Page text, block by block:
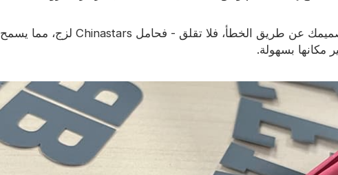
- إذا قمت بإزالة جزء من تصميمك عن طريق الخطأ، فلا تقلق - فحامل Chinastars لزج، مما يسمح
مكانها بسهولة.